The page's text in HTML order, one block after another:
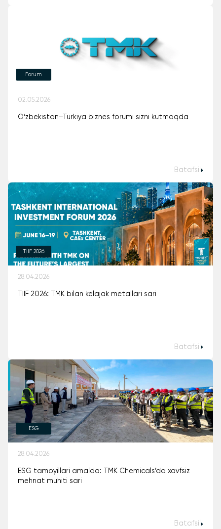
Forum
02.05.2026
O‘zbekiston–Turkiya biznes forumi sizni kutmoqda
Batafsil
TIIF 2026
28.04.2026
TIIF 2026: TMK bilan kelajak metallari sari
Batafsil
ESG
28.04.2026
ESG tamoyillari amalda: TMK Chemicals’da xavfsiz
mehnat muhiti sari
Batafsil